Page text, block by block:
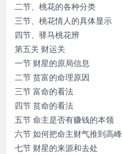
二节、桃花的各种分类
三节、桃花情人的具体显示
四节、驿马桃花辨
第五关 财运关
一节 财星的原局信息
二节 贫富的命理原因
三节 富命的看法
四节 贫命的看法
五节 命主是否有赚钱的本领
六节 如何把命主财气推到高峰
七节 财星的来源和去处